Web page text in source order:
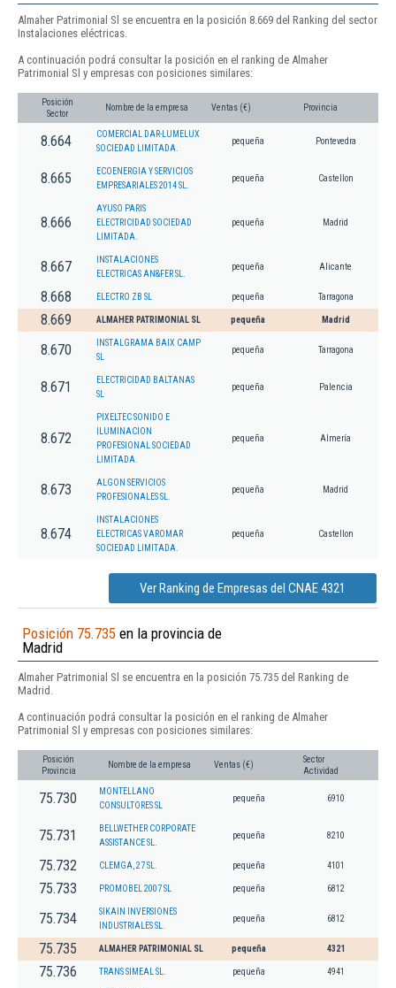
Almaher Patrimonial Sl se encuentra en la posición 8.669 del Ranking del sector
Instalaciones eléctricas.
A continuación podrá consultar la posición en el ranking de Almaher
Patrimonial Sl y empresas con posiciones similares:
Posición
Sector
Nombre de la empresa Ventas (€) Provincia
8.664
COMERCIAL DAR-LUMELUX
SOCIEDAD LIMITADA.
pequeña Pontevedra
8.665
ECOENERGIA Y SERVICIOS
EMPRESARIALES 2014 SL.
pequeña Castellon
8.666
AYUSO PARIS
ELECTRICIDAD SOCIEDAD
LIMITADA.
pequeña Madrid
8.667
INSTALACIONES
ELECTRICAS AN&FER SL.
pequeña Alicante
8.668 ELECTRO ZB SL pequeña Tarragona
8.669 ALMAHER PATRIMONIAL SL pequeña Madrid
8.670
INSTALGRAMA BAIX CAMP
SL
pequeña Tarragona
8.671
ELECTRICIDAD BALTANAS
SL
pequeña Palencia
8.672
PIXELTEC SONIDO E
ILUMINACION
PROFESIONAL SOCIEDAD
LIMITADA.
pequeña Almería
8.673
ALGON SERVICIOS
PROFESIONALES SL.
pequeña Madrid
8.674
INSTALACIONES
ELECTRICAS VAROMAR
SOCIEDAD LIMITADA.
pequeña Castellon
Ver Ranking de Empresas del CNAE 4321
Posición 75.735 en la provincia de
Madrid
Almaher Patrimonial Sl se encuentra en la posición 75.735 del Ranking de
Madrid.
A continuación podrá consultar la posición en el ranking de Almaher
Patrimonial Sl y empresas con posiciones similares:
Posición
Provincia
Nombre de la empresa Ventas (€)
Sector
Actividad
75.730
MONTELLANO
CONSULTORES SL
pequeña 6910
75.731
BELLWETHER CORPORATE
ASSISTANCE SL.
pequeña 8210
75.732 CLEMGA, 27 SL. pequeña 4101
75.733 PROMOBEL 2007 SL pequeña 6812
75.734
SIKAIN INVERSIONES
INDUSTRIALES SL.
pequeña 6812
75.735 ALMAHER PATRIMONIAL SL pequeña 4321
75.736 TRANS SIMEAL SL. pequeña 4941